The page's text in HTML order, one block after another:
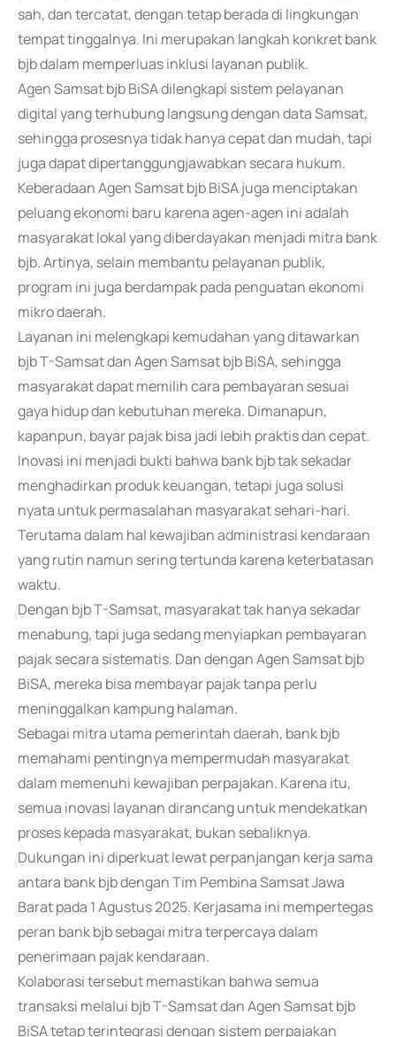
sah, dan tercatat, dengan tetap berada di lingkungan
tempat tinggalnya. Ini merupakan langkah konkret bank
bjb dalam memperluas inklusi layanan publik.
Agen Samsat bjb BiSA dilengkapi sistem pelayanan
digital yang terhubung langsung dengan data Samsat,
sehingga prosesnya tidak hanya cepat dan mudah, tapi
juga dapat dipertanggungjawabkan secara hukum.
Keberadaan Agen Samsat bjb BiSA juga menciptakan
peluang ekonomi baru karena agen-agen ini adalah
masyarakat lokal yang diberdayakan menjadi mitra bank
bjb. Artinya, selain membantu pelayanan publik,
program ini juga berdampak pada penguatan ekonomi
mikro daerah.
Layanan ini melengkapi kemudahan yang ditawarkan
bjb T-Samsat dan Agen Samsat bjb BiSA, sehingga
masyarakat dapat memilih cara pembayaran sesuai
gaya hidup dan kebutuhan mereka. Dimanapun,
kapanpun, bayar pajak bisa jadi lebih praktis dan cepat.
Inovasi ini menjadi bukti bahwa bank bjb tak sekadar
menghadirkan produk keuangan, tetapi juga solusi
nyata untuk permasalahan masyarakat sehari-hari.
Terutama dalam hal kewajiban administrasi kendaraan
yang rutin namun sering tertunda karena keterbatasan
waktu.
Dengan bjb T-Samsat, masyarakat tak hanya sekadar
menabung, tapi juga sedang menyiapkan pembayaran
pajak secara sistematis. Dan dengan Agen Samsat bjb
BiSA, mereka bisa membayar pajak tanpa perlu
meninggalkan kampung halaman.
Sebagai mitra utama pemerintah daerah, bank bjb
memahami pentingnya mempermudah masyarakat
dalam memenuhi kewajiban perpajakan. Karena itu,
semua inovasi layanan dirancang untuk mendekatkan
proses kepada masyarakat, bukan sebaliknya.
Dukungan ini diperkuat lewat perpanjangan kerja sama
antara bank bjb dengan Tim Pembina Samsat Jawa
Barat pada 1 Agustus 2025. Kerjasama ini mempertegas
peran bank bjb sebagai mitra terpercaya dalam
penerimaan pajak kendaraan.
Kolaborasi tersebut memastikan bahwa semua
transaksi melalui bjb T-Samsat dan Agen Samsat bjb
BiSA tetap terintegrasi dengan sistem perpajakan